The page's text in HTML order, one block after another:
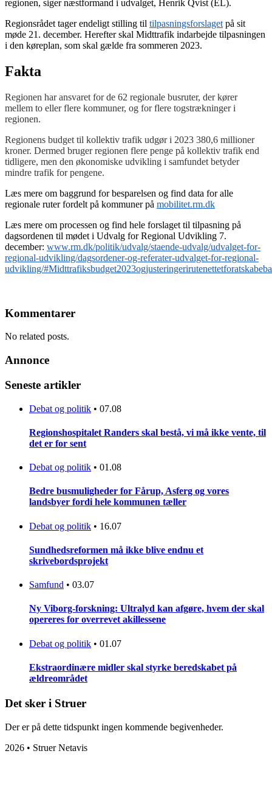
regionen, siger næstformand i udvalget, Henrik Qvist (EL).
Regionsrådet tager endeligt stilling til tilpasningsforslaget på sit
møde 21. december. Herefter skal Midttrafik indarbejde tilpasningen
i den køreplan, som skal gælde fra sommeren 2023.
Fakta
Regionen har ansvaret for de 62 regionale busruter, der kører
mellem to eller flere kommuner, og for flere togstrækninger i
regionen.
Regionens budget til kollektiv trafik udgør i 2023 380,6 millioner
kroner. Dermed bruger regionen flere penge på kollektiv trafik end
tidligere, men den økonomiske udvikling i samfundet betyder
mindre trafik for pengene.
Læs mere om baggrund for besparelsen og find data for alle
regionale ruter fordelt på kommuner på mobilitet.rm.dk
Læs mere om processen og find hele forslaget til tilpasning på
dagsordenen til mødet i Udvalg for Regional Udvikling 7.
december: www.rm.dk/politik/udvalg/staende-udvalg/udvalget-for-
regional-udvikling/dagsordener-og-referater-udvalget-for-regional-
udvikling/
Kommentarer
No related posts.
Annonce
Seneste artikler
Debat og politik • 07.08
Regionshospitalet Randers skal bestå, vi må ikke vente, til
det er for sent
Debat og politik • 01.08
Bedre busmuligheder for Fårup, Asferg og vores
landsbyer fordi hele kommunen tæller
Debat og politik • 16.07
Sundhedsreformen må ikke blive endnu et
skrivebordsprojekt
Samfund • 03.07
Ny Viborg-forskning: Ultralyd kan afgøre, hvem der skal
opereres for overrevet akillessene
Debat og politik • 01.07
Ekstraordinære midler skal styrke beredskabet på
ældreområdet
Det sker i Struer
Der er på dette tidspunkt ingen kommende begivenheder.
2026 • Struer Netavis